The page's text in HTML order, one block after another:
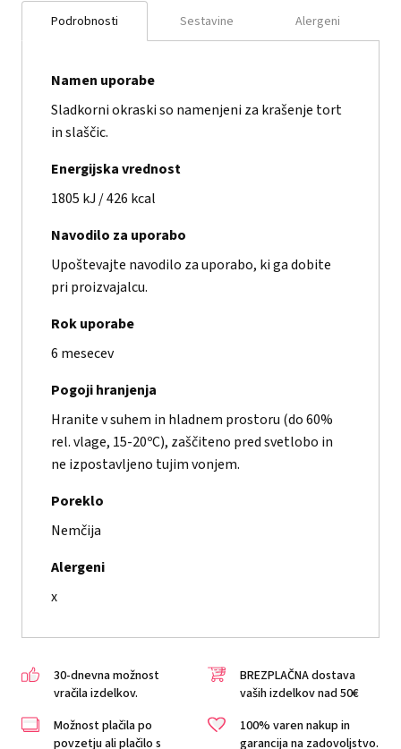
Podrobnosti Sestavine Alergeni
Namen uporabe
Sladkorni okraski so namenjeni za krašenje tort
in slaščic.
Energijska vrednost
1805 kJ / 426 kcal
Navodilo za uporabo
Upoštevajte navodilo za uporabo, ki ga dobite
pri proizvajalcu.
Rok uporabe
6 mesecev
Pogoji hranjenja
Hranite v suhem in hladnem prostoru (do 60%
rel. vlage, 15-20ºC), zaščiteno pred svetlobo in
ne izpostavljeno tujim vonjem.
Poreklo
Nemčija
Alergeni
x
30-dnevna možnost
vračila izdelkov.
BREZPLAČNA dostava
vaših izdelkov nad 50€
Možnost plačila po
povzetju ali plačilo s
100% varen nakup in
garancija na zadovoljstvo.